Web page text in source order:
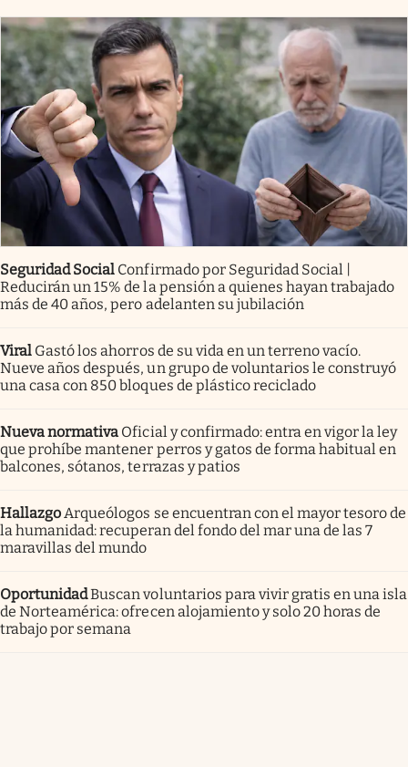
Seguridad Social Confirmado por Seguridad Social |
Reducirán un 15% de la pensión a quienes hayan trabajado
más de 40 años, pero adelanten su jubilación
Viral Gastó los ahorros de su vida en un terreno vacío.
Nueve años después, un grupo de voluntarios le construyó
una casa con 850 bloques de plástico reciclado
Nueva normativa Oficial y confirmado: entra en vigor la ley
que prohíbe mantener perros y gatos de forma habitual en
balcones, sótanos, terrazas y patios
Hallazgo Arqueólogos se encuentran con el mayor tesoro de
la humanidad: recuperan del fondo del mar una de las 7
maravillas del mundo
OportunidadBuscan voluntarios para vivir gratis en una isla
de Norteamérica: ofrecen alojamiento y solo 20 horas de
trabajo por semana